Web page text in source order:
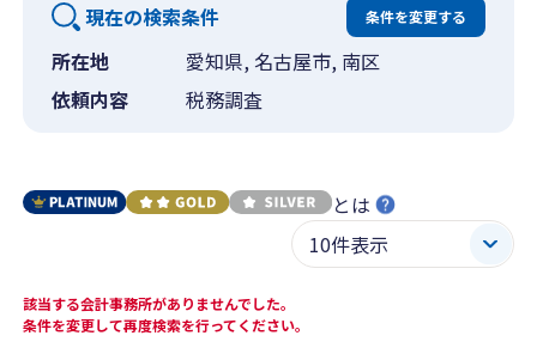
現在の検索条件 条件を変更する
所在地
愛知県, 名古屋市, 南区
依頼内容
税務調査
とは
該当する会計事務所がありませんでした。
条件を変更して再度検索を行ってください。